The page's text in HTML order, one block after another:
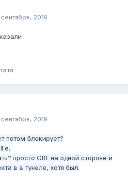
2019
2019
потом блокирует?
е.
просто GRE на одной стороне и
в в тунеле, хотя был.